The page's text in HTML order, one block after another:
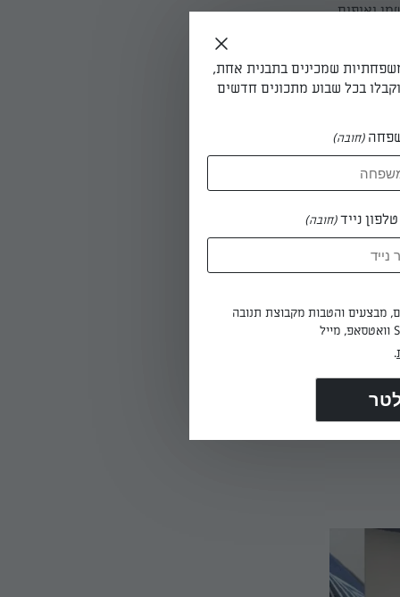
ואופים
שמכינים בתבנית אחת,
בכל שבוע מתכונים חדשים
(חובה)
נייד(חובה)
מבצעים והטבות מקבוצת תנובה
.